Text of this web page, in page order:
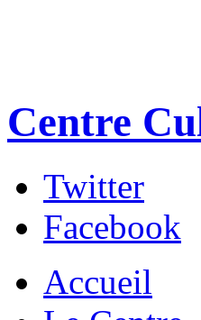
Centre
Twitter
Facebook
Accueil